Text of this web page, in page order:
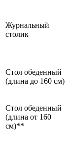
Журнальный
столик
Стол обеденный
(длина до 160 см)
Стол обеденный
(длина от 160
см)**